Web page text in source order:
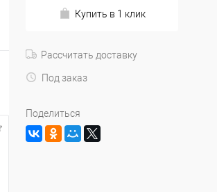
Купить в 1 клик
Рассчитать доставку
Под заказ
Поделиться